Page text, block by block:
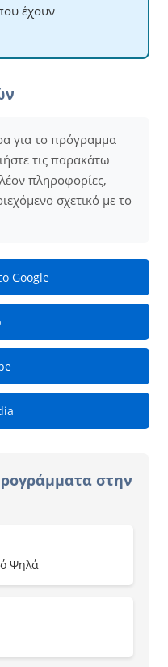
έχουν
για το πρόγραμμα
τις παρακάτω
πληροφορίες,
σχετικό με το
Google
στην
Ψηλά